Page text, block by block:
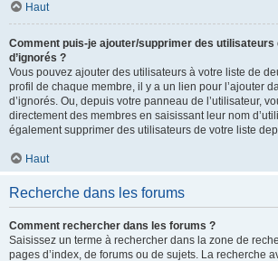
Haut
Comment puis-je ajouter/supprimer des utilisateurs
d’ignorés ?
Vous pouvez ajouter des utilisateurs à votre liste de
profil de chaque membre, il y a un lien pour l’ajouter
d’ignorés. Ou, depuis votre panneau de l’utilisateur,
directement des membres en saisissant leur nom
également supprimer des utilisateurs de votre liste
Haut
Recherche dans les forums
Comment rechercher dans les forums ?
Saisissez un terme à rechercher dans la zone de
pages d’index, de forums ou de sujets. La recherche